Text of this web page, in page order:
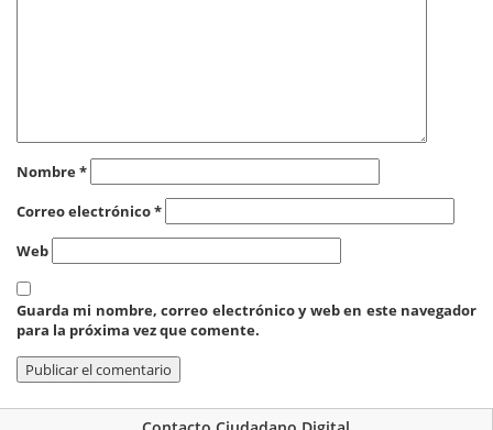
Nombre*
Correo electrónico*
Web
Guarda mi nombre, correo electrónico y web en este navegador
para la próxima vez que comente.